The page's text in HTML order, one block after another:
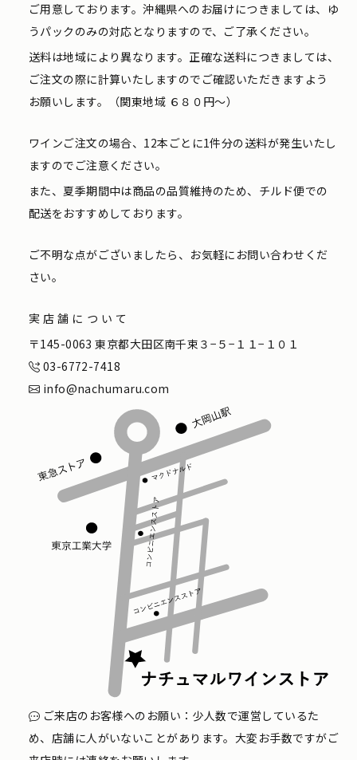
ご用意しております。沖縄県へのお届けにつきましては、ゆ
うパックのみの対応となりますので、ご了承ください。
送料は地域により異なります。正確な送料につきましては、
ご注文の際に計算いたしますのでご確認いただきますよう
お願いします。（関東地域 ６８０円〜）
ワインご注文の場合、12本ごとに1件分の送料が発生いたし
ますのでご注意ください。
また、夏季期間中は商品の品質維持のため、チルド便での
配送をおすすめしております。
ご不明な点がございましたら、お気軽にお問い合わせくだ
さい。
実店舗について
〒145-0063 東京都大田区南千束３−５−１１−１０１
03-6772-7418
info@nachumaru.com
ご来店のお客様へのお願い：少人数で運営しているた
め、店舗に人がいないことがあります。大変お手数ですがご